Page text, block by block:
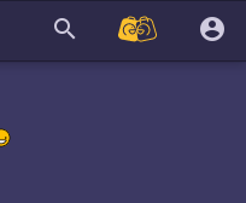
search account_circle